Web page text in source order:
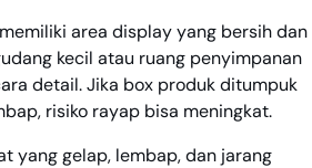
area display yang bersih dan
kecil atau ruang penyimpanan
detail. Jika box produk ditumpuk
risiko rayap bisa meningkat.
yang gelap, lembap, dan jarang